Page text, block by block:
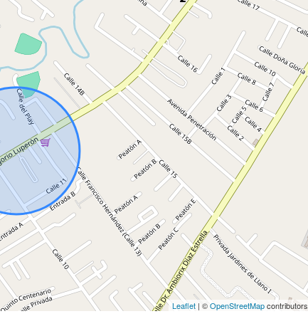
Leaflet| ©OpenStreetMapcontributors